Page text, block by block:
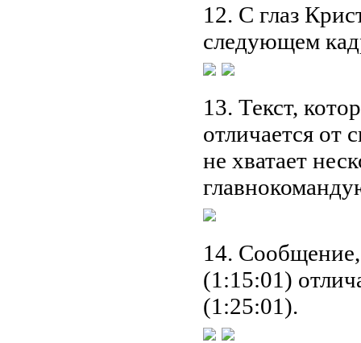
12. С глаз
следующем
13. Текст,
отличается от
не хватает
14. Сообщение,
(1:15:01)
(1:25:01).